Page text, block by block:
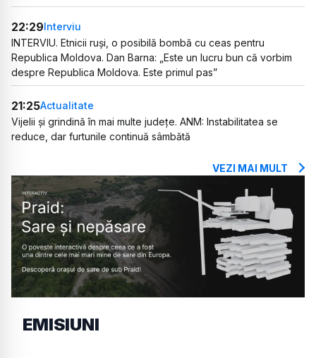
22:29Interviu
INTERVIU. Etnicii ruși, o posibilă bombă cu ceas pentru
Republica Moldova. Dan Barna: „Este un lucru bun că vorbim
despre Republica Moldova. Este primul pas”
21:25Actualitate
Vijelii și grindină în mai multe județe. ANM: Instabilitatea se
reduce, dar furtunile continuă sâmbătă
VEZI MAI MULT
EMISIUNI